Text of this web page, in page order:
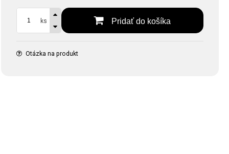
ks Pridať do košíka
Otázka na produkt